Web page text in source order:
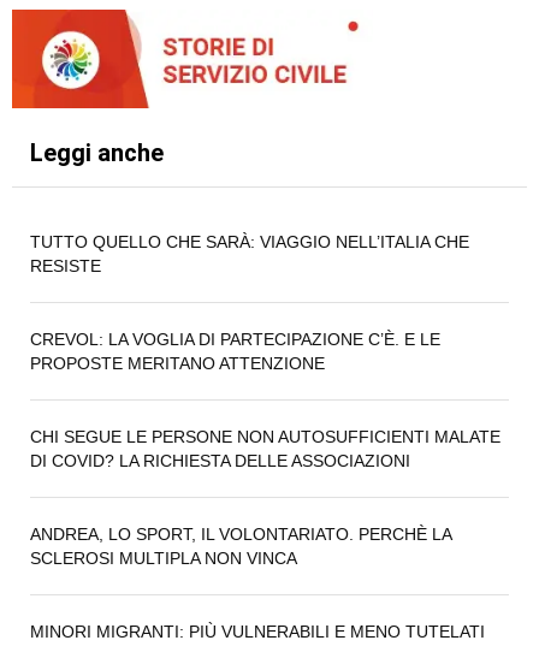
Leggi anche
TUTTO QUELLO CHE SARÀ: VIAGGIO NELL’ITALIA CHE
RESISTE
CREVOL: LA VOGLIA DI PARTECIPAZIONE C’È. E LE
PROPOSTE MERITANO ATTENZIONE
CHI SEGUE LE PERSONE NON AUTOSUFFICIENTI MALATE
DI COVID? LA RICHIESTA DELLE ASSOCIAZIONI
ANDREA, LO SPORT, IL VOLONTARIATO. PERCHÈ LA
SCLEROSI MULTIPLA NON VINCA
MINORI MIGRANTI: PIÙ VULNERABILI E MENO TUTELATI